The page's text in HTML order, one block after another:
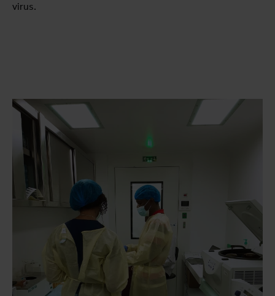
virus.